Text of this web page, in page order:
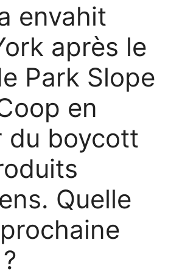
envahit
après le
Park Slope
en
du boycott
Quelle